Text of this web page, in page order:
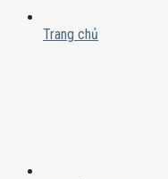
Trang chủ